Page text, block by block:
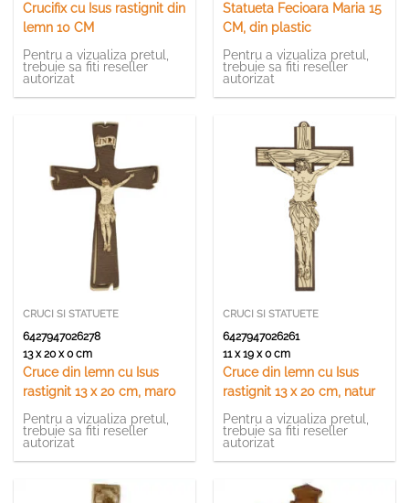
Crucifix cu Isus rastignit din
lemn 10 CM
Pentru a vizualiza pretul,
trebuie sa fiti reseller
autorizat
Statueta Fecioara Maria 15
CM, din plastic
Pentru a vizualiza pretul,
trebuie sa fiti reseller
autorizat
CRUCI SI STATUETE
6427947026278
13 x 20 x 0 cm
Cruce din lemn cu Isus
rastignit 13 x 20 cm, maro
Pentru a vizualiza pretul,
trebuie sa fiti reseller
autorizat
CRUCI SI STATUETE
6427947026261
11 x 19 x 0 cm
Cruce din lemn cu Isus
rastignit 13 x 20 cm, natur
Pentru a vizualiza pretul,
trebuie sa fiti reseller
autorizat